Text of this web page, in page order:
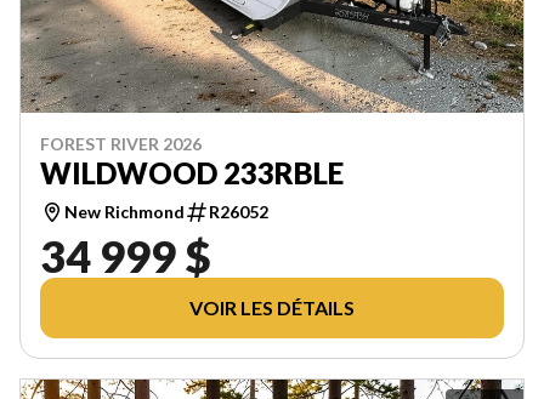
FOREST RIVER 2026
WILDWOOD 233RBLE
New Richmond R26052
34 999 $
VOIR LES DÉTAILS